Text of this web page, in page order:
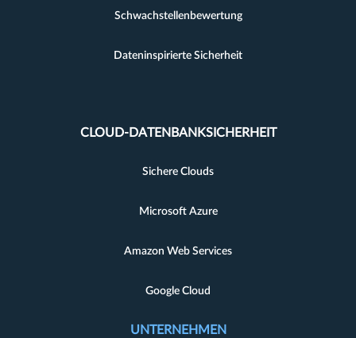
Schwachstellenbewertung
Dateninspirierte Sicherheit
CLOUD-DATENBANKSICHERHEIT
Sichere Clouds
Microsoft Azure
Amazon Web Services
Google Cloud
UNTERNEHMEN